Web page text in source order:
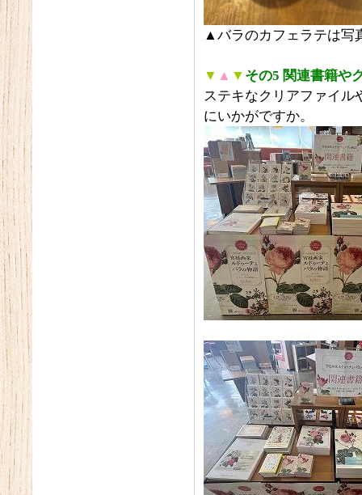
▲バラのカフェラテは写
▼ ▲ ▼ その5 関連書籍や
ステキなクリアファイル
にいかがですか。